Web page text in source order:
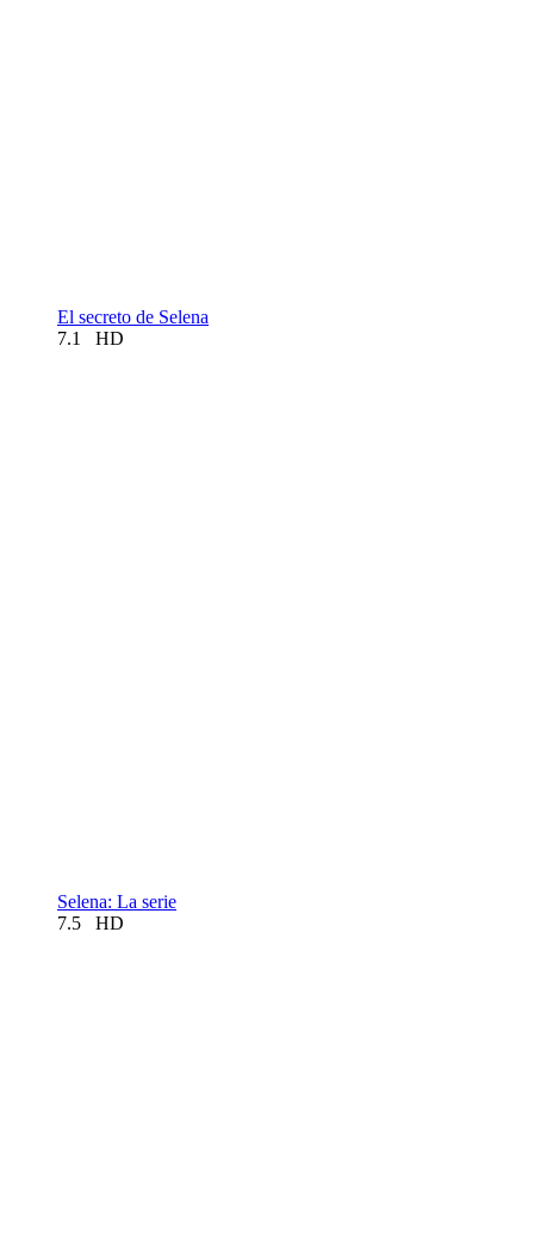
El secreto de Selena
7.1
HD
Selena: La serie
7.5
HD